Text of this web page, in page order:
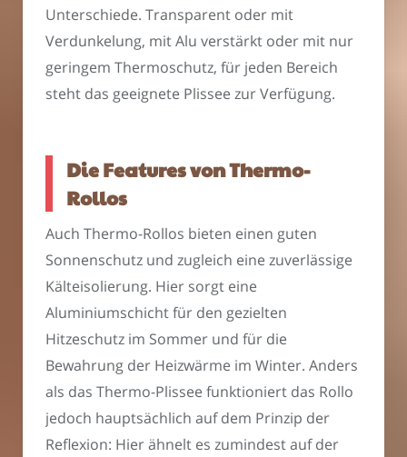
Unterschiede. Transparent oder mit
Verdunkelung, mit Alu verstärkt oder mit nur
geringem Thermoschutz, für jeden Bereich
steht das geeignete Plissee zur Verfügung.
Die Features von Thermo-
Rollos
Auch Thermo-Rollos bieten einen guten
Sonnenschutz und zugleich eine zuverlässige
Kälteisolierung. Hier sorgt eine
Aluminiumschicht für den gezielten
Hitzeschutz im Sommer und für die
Bewahrung der Heizwärme im Winter. Anders
als das Thermo-Plissee funktioniert das Rollo
jedoch hauptsächlich auf dem Prinzip der
Reflexion: Hier ähnelt es zumindest auf der